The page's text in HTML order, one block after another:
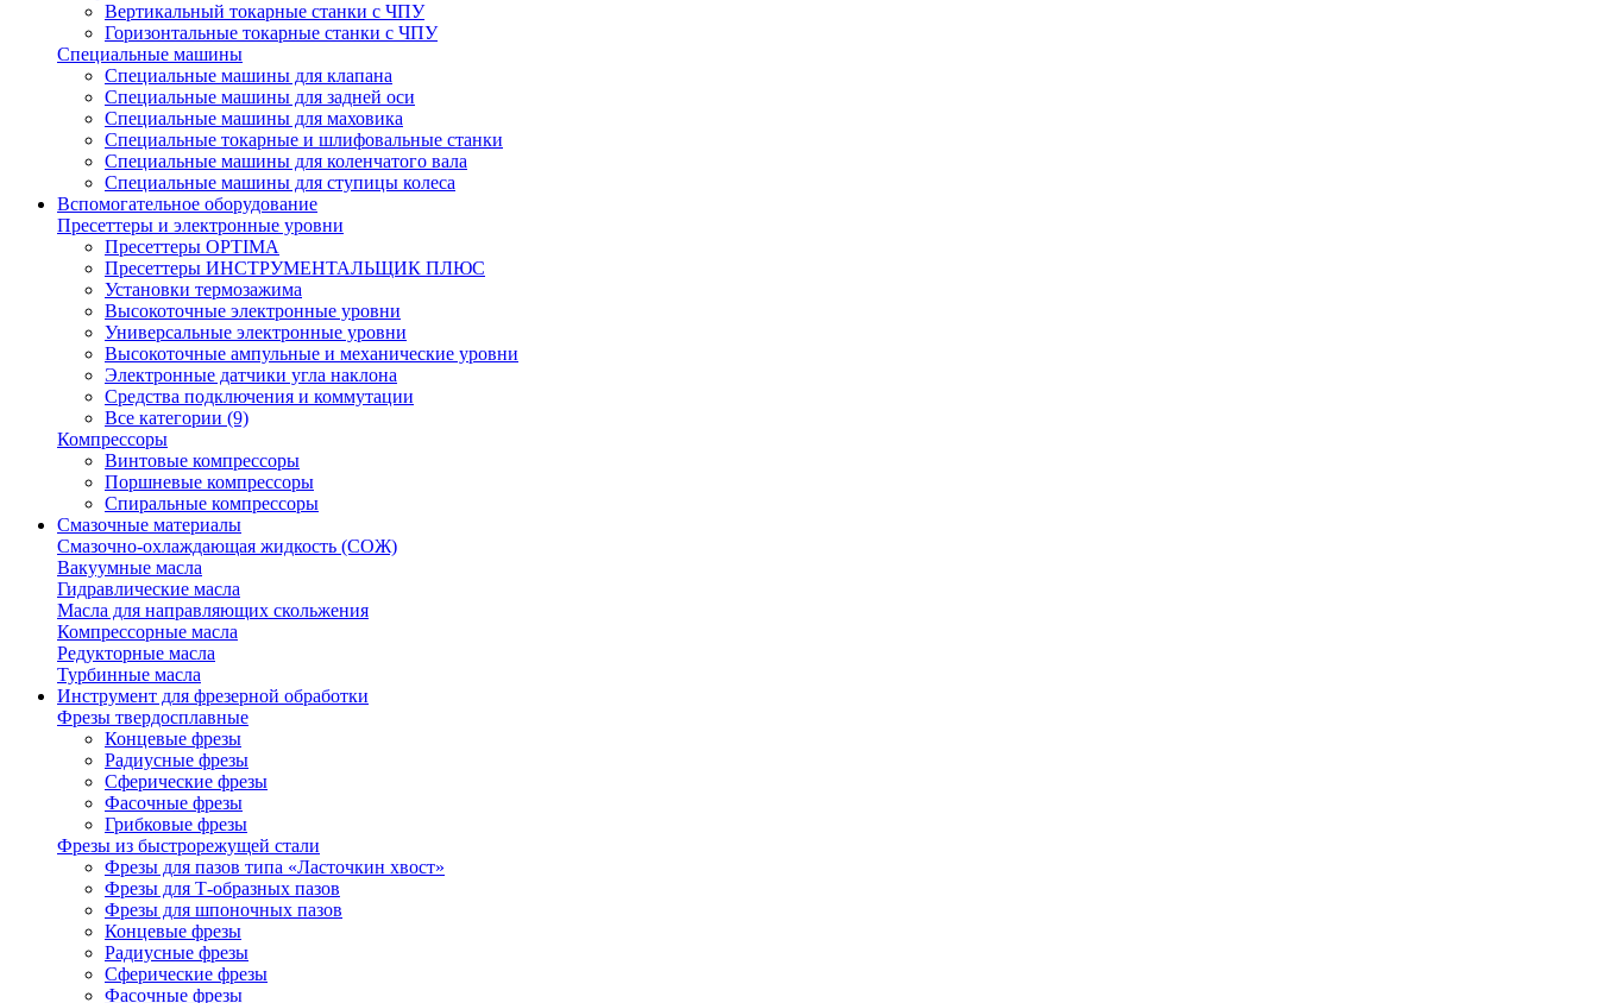
Вертикальный токарные станки с ЧПУ
Горизонтальные токарные станки с ЧПУ
Специальные машины
Специальные машины для клапана
Специальные машины для задней оси
Специальные машины для маховика
Специальные токарные и шлифовальные станки
Специальные машины для коленчатого вала
Специальные машины для ступицы колеса
Вспомогательное оборудование
Пресеттеры и электронные уровни
Пресеттеры OPTIMA
Пресеттеры ИНСТРУМЕНТАЛЬЩИК ПЛЮС
Установки термозажима
Высокоточные электронные уровни
Универсальные электронные уровни
Высокоточные ампульные и механические уровни
Электронные датчики угла наклона
Средства подключения и коммутации
Все категории (9)
Компрессоры
Винтовые компрессоры
Поршневые компрессоры
Спиральные компрессоры
Смазочные материалы
Смазочно-охлаждающая жидкость (СОЖ)
Вакуумные масла
Гидравлические масла
Масла для направляющих скольжения
Компрессорные масла
Редукторные масла
Турбинные масла
Инструмент для фрезерной обработки
Фрезы твердосплавные
Концевые фрезы
Радиусные фрезы
Сферические фрезы
Фасочные фрезы
Грибковые фрезы
Фрезы из быстрорежущей стали
Фрезы для пазов типа «Ласточкин хвост»
Фрезы для Т-образных пазов
Фрезы для шпоночных пазов
Концевые фрезы
Радиусные фрезы
Сферические фрезы
Фасочные фрезы